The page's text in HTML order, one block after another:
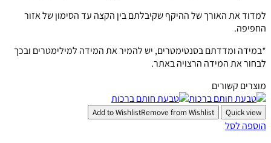
למדוד את האורך של ההיקף שקיבלתם בין הקצה עד הסימון של אזור
החפיפה.
*במידה ומדדתם בסנטימטרים, יש להמיר את המידה למילימטרים ובכך
לבחור את המידה הרצויה באתר.
מוצרים קשורים
Quick view
Add to WishlistRemove from Wishlist
הוספה לסל